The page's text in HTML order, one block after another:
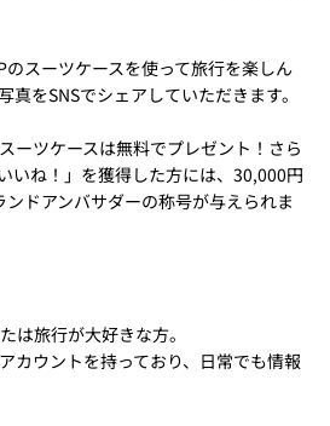
のスーツケースを使って旅行を楽しん
真をSNSでシェアしていただきます。
ーツケースは無料でプレゼント！さら
いね！」を獲得した方には、30,000円
ンドアンバサダーの称号が与えられま
は旅行が大好きな方。
カウントを持っており、日常でも情報